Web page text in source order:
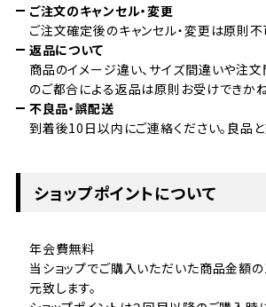
ご注文のキャンセル・変更
ご注文確定後のキャンセル・変更は原則不
返品について
商品のイメージ違い、サイズ間違いや注
のご都合による返品は原則お受けできかね
不良品・誤配送
到着後10日以内にご連絡ください。良品と
ショップポイントについて
年会費無料
当ショップでご購入いただいた商品金額
元致します。